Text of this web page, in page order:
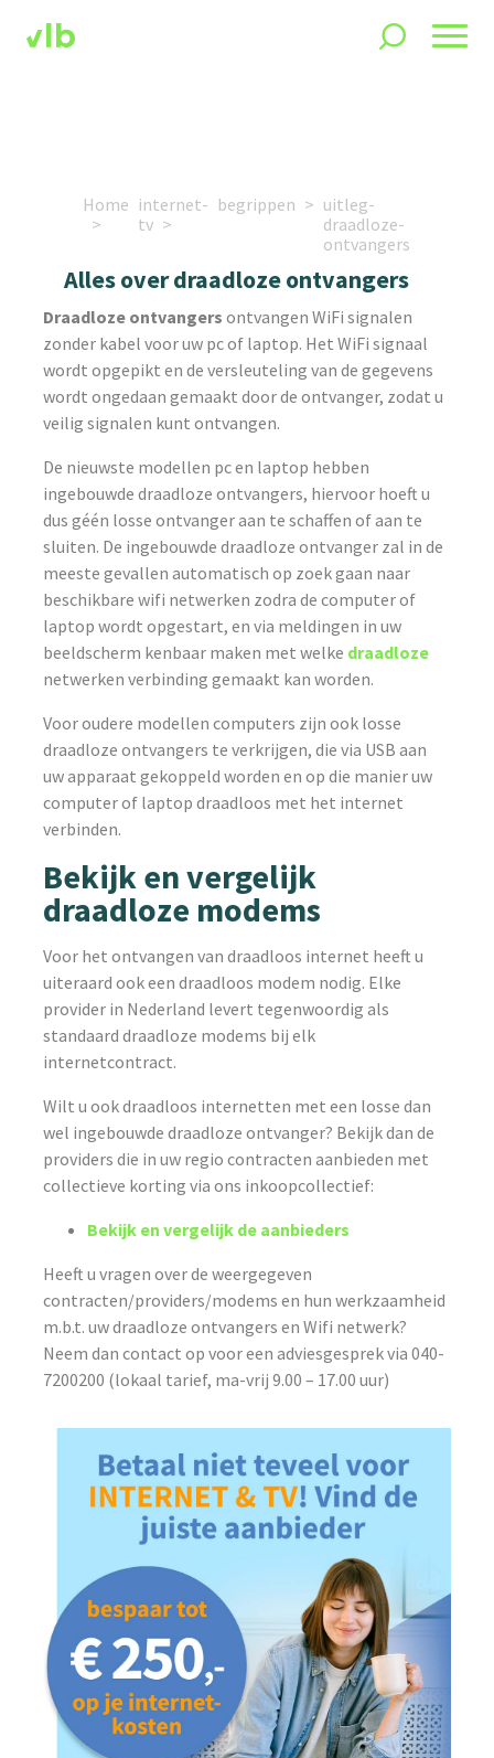
Home internet-
tv
begrippen
uitleg-
draadloze-
ontvangers
Alles over draadloze ontvangers
Draadloze ontvangers ontvangen WiFi signalen
zonder kabel voor uw pc of laptop. Het WiFi signaal
wordt opgepikt en de versleuteling van de gegevens
wordt ongedaan gemaakt door de ontvanger, zodat u
veilig signalen kunt ontvangen.
De nieuwste modellen pc en laptop hebben
ingebouwde draadloze ontvangers, hiervoor hoeft u
dus géén losse ontvanger aan te schaffen of aan te
sluiten. De ingebouwde draadloze ontvanger zal in de
meeste gevallen automatisch op zoek gaan naar
beschikbare wifi netwerken zodra de computer of
laptop wordt opgestart, en via meldingen in uw
beeldscherm kenbaar maken met welke draadloze
netwerken verbinding gemaakt kan worden.
Voor oudere modellen computers zijn ook losse
draadloze ontvangers te verkrijgen, die via USB aan
uw apparaat gekoppeld worden en op die manier uw
computer of laptop draadloos met het internet
verbinden.
Bekijk en vergelijk
draadloze modems
Voor het ontvangen van draadloos internet heeft u
uiteraard ook een draadloos modem nodig. Elke
provider in Nederland levert tegenwoordig als
standaard draadloze modems bij elk
internetcontract.
Wilt u ook draadloos internetten met een losse dan
wel ingebouwde draadloze ontvanger? Bekijk dan de
providers die in uw regio contracten aanbieden met
collectieve korting via ons inkoopcollectief:
Bekijk en vergelijk de aanbieders
Heeft u vragen over de weergegeven
contracten/providers/modems en hun werkzaamheid
m.b.t. uw draadloze ontvangers en Wifi netwerk?
Neem dan contact op voor een adviesgesprek via 040-
7200200 (lokaal tarief, ma-vrij 9.00 – 17.00 uur)